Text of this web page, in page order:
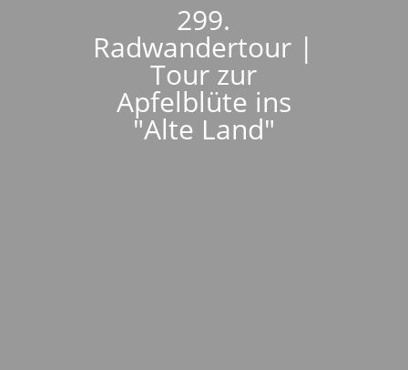
299.
Radwandertour |
Tour zur
Apfelblüte ins
"Alte Land"